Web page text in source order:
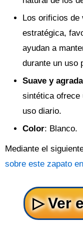
Los orificios de
estratégica,
ayudan a
durante un uso
Suave y
sintética ofrece
uso diario.
Color: Blanco.
Mediante el
sobre este zapato